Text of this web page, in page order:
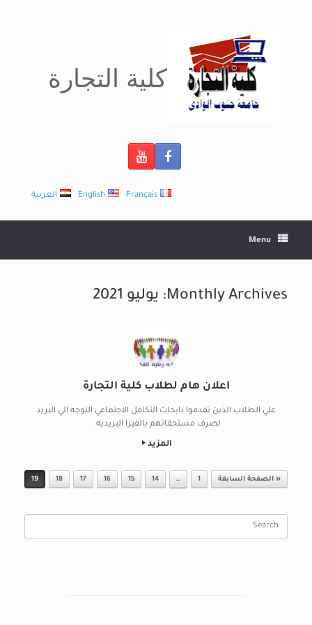
كلية التجارة
العربية English Français
Menu
Monthly Archives: يوليو 2021
اعلان هام لطلاب كلية التجارة
علي الطلاب الذبن تقدموا بابحاث التكافل الاجتماعي التوجه الي البريد
لصرف مستحقاتهم بالفيزا البريديه .
المزيد
Post navigation
« الصفحة السابقة 1
…
14
15
16
17
18
19